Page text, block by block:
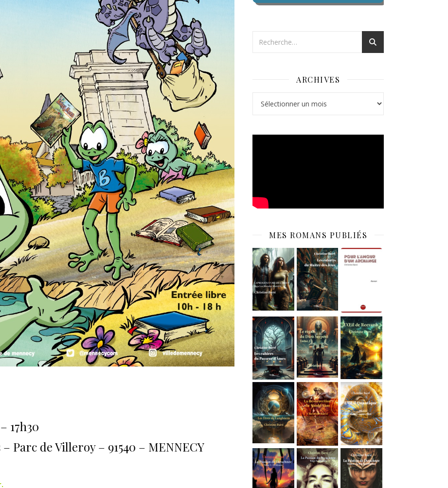
17h30
Parc de Villeroy – 91540 – MENNECY
ARCHIVES
MES ROMANS PUBLIÉS